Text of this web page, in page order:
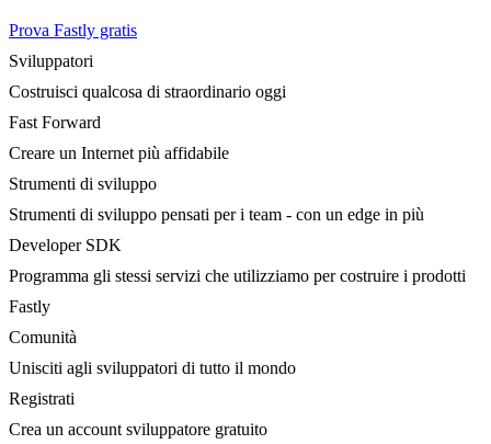
Prova Fastly gratis
Sviluppatori
Costruisci qualcosa di straordinario oggi
Fast Forward
Creare un Internet più affidabile
Strumenti di sviluppo
Strumenti di sviluppo pensati per i team - con un edge in più
Developer SDK
Programma gli stessi servizi che utilizziamo per costruire i prodotti
Fastly
Comunità
Unisciti agli sviluppatori di tutto il mondo
Registrati
Crea un account sviluppatore gratuito